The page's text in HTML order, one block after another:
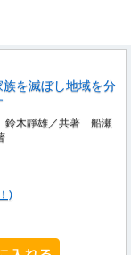
を滅ぼし地域を分
鈴木靜雄／共著 船瀬
)